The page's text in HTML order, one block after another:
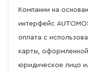
Компании на
интерфейс
оплата с
карты,
юридическое лицо